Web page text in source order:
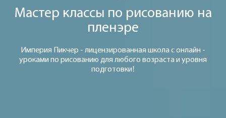
Мастер классы по рисованию на
пленэре
Империя Пикчер - лицензированная школа с онлайн -
уроками по рисованию для любого возраста и уровня
подготовки!